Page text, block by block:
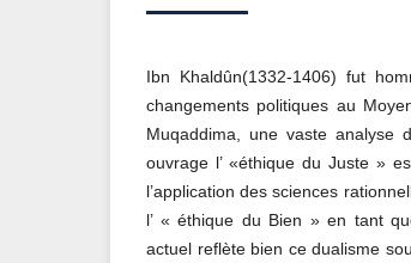
Ibn Khaldûn(1332-1406) fut
changements politiques au
Muqaddima, une vaste analyse
ouvrage l’ «éthique du Juste »
l’application des sciences
l’ « éthique du Bien » en tant
actuel reflète bien ce dualisme